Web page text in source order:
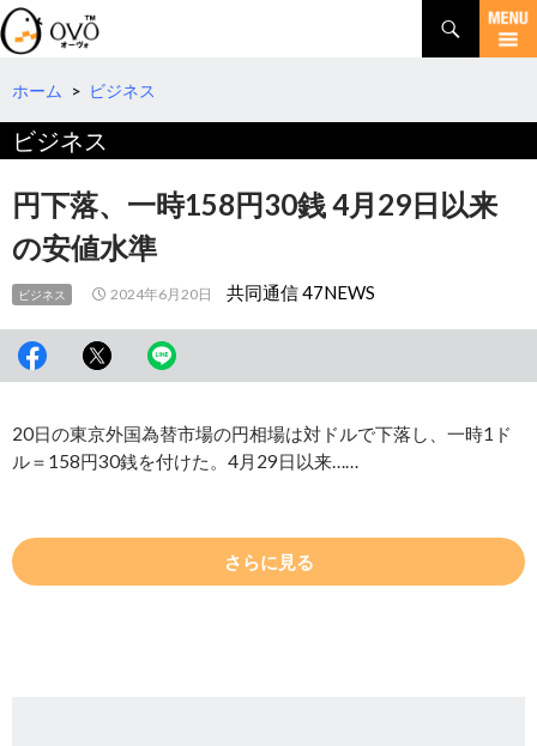
検
索
コ
テ
へ
移
動
ホーム > ビジネス
ビジネス
円下落、一時158円30銭 4月29日以来
の安値水準
ビジネス 2024年6月20日 共同通信 47NEWS
20日の東京外国為替市場の円相場は対ドルで下落し、一時1ド
ル＝158円30銭を付けた。4月29日以来……
さらに見る